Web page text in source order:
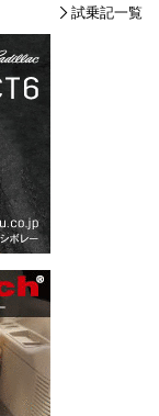
試乗記一覧